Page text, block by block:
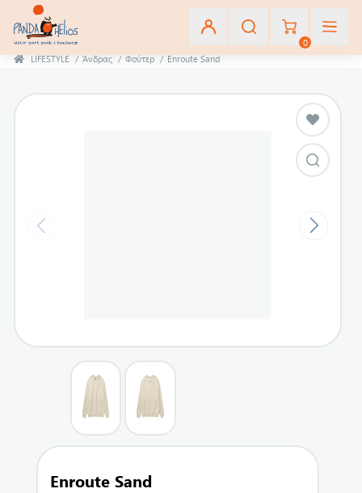
0
LIFESTYLE / Άνδρας / Φούτερ / Enroute Sand
Enroute Sand